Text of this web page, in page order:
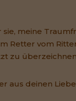
meine
Retter vom
zu
aus deinen